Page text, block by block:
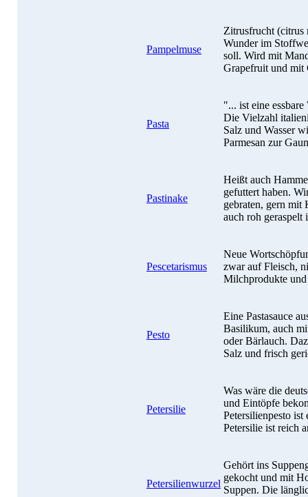
Pampelmuse
Zitrusfrucht (citrus
Wunder im
soll. Wird mit
Grapefruit und mit
Pasta
"... ist eine
Die Vielzahl
Salz und Wasser
Parmesan zur
Pastinake
Heißt auch
gefuttert haben.
gebraten, gern mit
auch roh geraspelt
Pescetarismus
Neue
zwar auf Fleisch,
Milchprodukte
Pesto
Eine Pastasauce
Basilikum, auch
oder Bärlauch.
Salz und frisch
Petersilie
Was wäre die
und Eintöpfe
Petersilienpesto
Petersilie ist reich
Petersilienwurzel
Gehört ins
gekocht und mit
Suppen. Die